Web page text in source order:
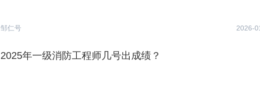
邹仁号 2026-
2025年一级消防工程师几号出成绩？